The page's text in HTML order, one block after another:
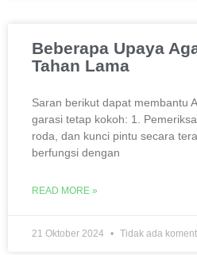
Beberapa Upaya
Tahan Lama
Saran berikut dapat membantu
garasi tetap kokoh: 1.
roda, dan kunci pintu secara
berfungsi dengan
READ MORE »
21 Oktober 2024 Tidak ada